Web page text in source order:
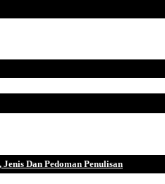
Dan Pedoman Penulisan